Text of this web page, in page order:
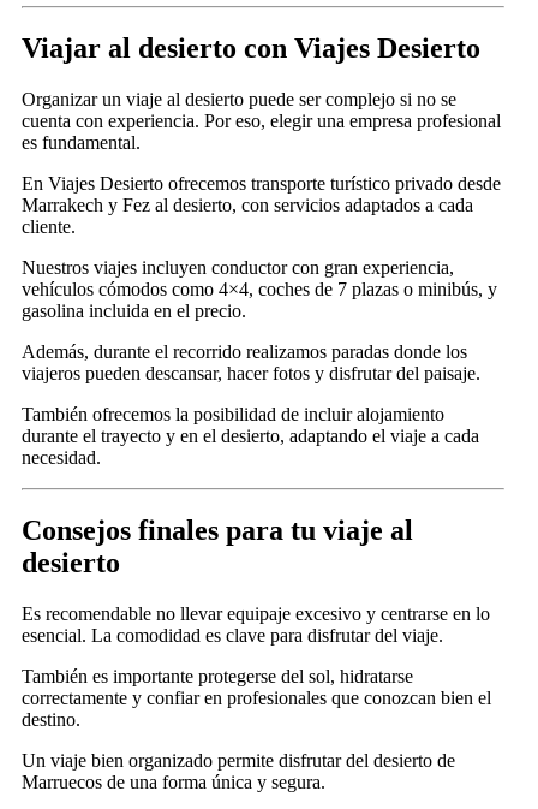
Viajar al desierto con Viajes Desierto
Organizar un viaje al desierto puede ser complejo si no se
cuenta con experiencia. Por eso, elegir una empresa profesional
es fundamental.
En Viajes Desierto ofrecemos transporte turístico privado desde
Marrakech y Fez al desierto, con servicios adaptados a cada
cliente.
Nuestros viajes incluyen conductor con gran experiencia,
vehículos cómodos como 4×4, coches de 7 plazas o minibús, y
gasolina incluida en el precio.
Además, durante el recorrido realizamos paradas donde los
viajeros pueden descansar, hacer fotos y disfrutar del paisaje.
También ofrecemos la posibilidad de incluir alojamiento
durante el trayecto y en el desierto, adaptando el viaje a cada
necesidad.
Consejos finales para tu viaje al
desierto
Es recomendable no llevar equipaje excesivo y centrarse en lo
esencial. La comodidad es clave para disfrutar del viaje.
También es importante protegerse del sol, hidratarse
correctamente y confiar en profesionales que conozcan bien el
destino.
Un viaje bien organizado permite disfrutar del desierto de
Marruecos de una forma única y segura.